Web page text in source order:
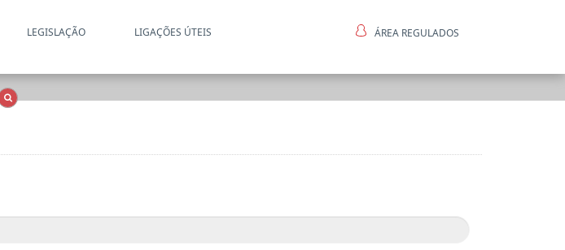
LEGISLAÇÃO LIGAÇÕES ÚTEIS ÁREA REGULADOS